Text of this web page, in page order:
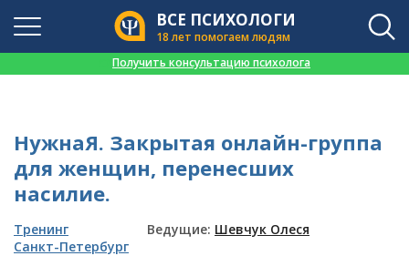
ВСЕ ПСИХОЛОГИ
18 лет помогаем людям
Получить консультацию психолога
НужнаЯ. Закрытая онлайн-группа
для женщин, перенесших
насилие.
Тренинг
Санкт-Петербург
Ведущие: Шевчук Олеся